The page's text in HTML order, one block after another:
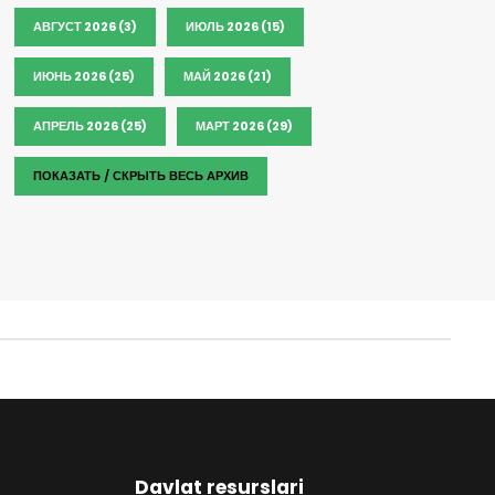
АВГУСТ 2026 (3) ИЮЛЬ 2026 (15)
ИЮНЬ 2026 (25) МАЙ 2026 (21)
АПРЕЛЬ 2026 (25) МАРТ 2026 (29)
ПОКАЗАТЬ / СКРЫТЬ ВЕСЬ АРХИВ
Davlat resurslari